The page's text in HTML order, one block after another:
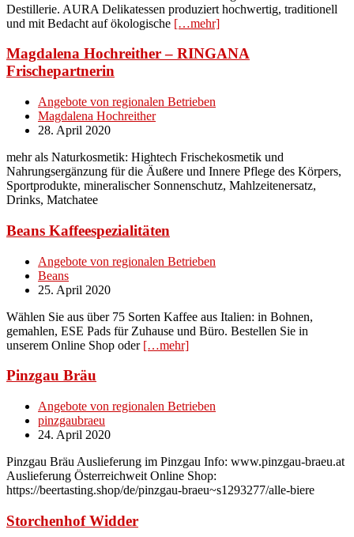
Destillerie. AURA Delikatessen produziert hochwertig, traditionell
und mit Bedacht auf ökologische […mehr]
Magdalena Hochreither – RINGANA
Frischepartnerin
Angebote von regionalen Betrieben
Magdalena Hochreither
28. April 2020
mehr als Naturkosmetik: Hightech Frischekosmetik und
Nahrungsergänzung für die Äußere und Innere Pflege des Körpers,
Sportprodukte, mineralischer Sonnenschutz, Mahlzeitenersatz,
Drinks, Matchatee
Beans Kaffeespezialitäten
Angebote von regionalen Betrieben
Beans
25. April 2020
Wählen Sie aus über 75 Sorten Kaffee aus Italien: in Bohnen,
gemahlen, ESE Pads für Zuhause und Büro. Bestellen Sie in
unserem Online Shop oder […mehr]
Pinzgau Bräu
Angebote von regionalen Betrieben
pinzgaubraeu
24. April 2020
Pinzgau Bräu Auslieferung im Pinzgau Info: www.pinzgau-braeu.at
Auslieferung Österreichweit Online Shop:
https://beertasting.shop/de/pinzgau-braeu~s1293277/alle-biere
Storchenhof Widder